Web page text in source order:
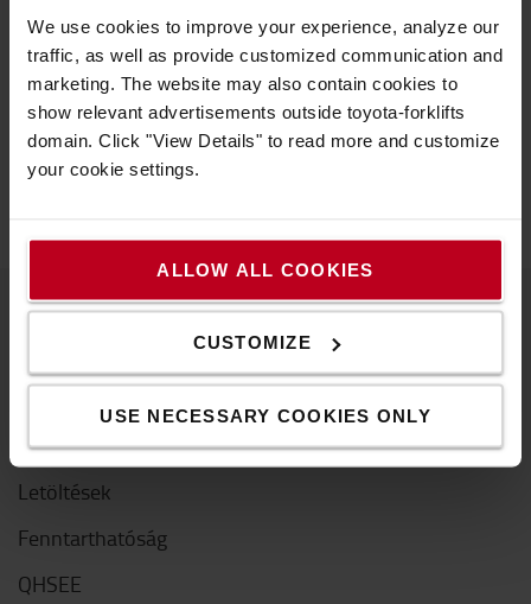
We use cookies to improve your experience, analyze our
traffic, as well as provide customized communication and
marketing. The website may also contain cookies to
show relevant advertisements outside toyota-forklifts
domain. Click "View Details" to read more and customize
your cookie settings.
ALLOW ALL COOKIES
CUSTOMIZE
USE NECESSARY COOKIES ONLY
További információ
Hogyan vásárolhat online?
Kiszállítás & kézbesítés
GYIK
Miért vásároljunk Toyotát
Letöltések
Fenntarthatóság
QHSEE